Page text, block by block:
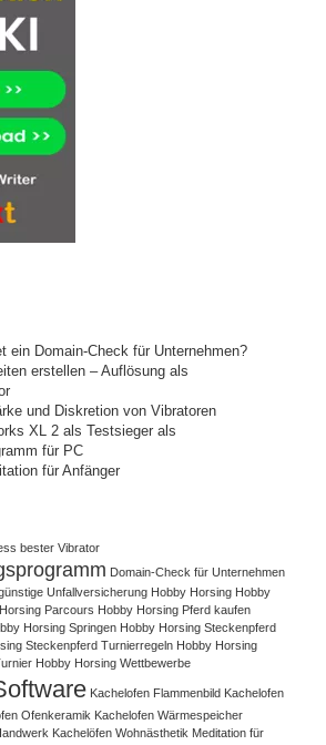
ein Domain-Check für Unternehmen?
erstellen – Auflösung als
und Diskretion von Vibratoren
XL 2 als Testsieger als
für PC
für Anfänger
bester Vibrator
Domain-Check für Unternehmen
Unfallversicherung Hobby Horsing Hobby
Parcours Hobby Horsing Pferd kaufen
Horsing Springen Hobby Horsing Steckenpferd
Steckenpferd Turnierregeln Hobby Horsing
Hobby Horsing Wettbewerbe
Kachelofen Flammenbild Kachelofen
Ofenkeramik Kachelofen Wärmespeicher
Kachelöfen Wohnästhetik Meditation für